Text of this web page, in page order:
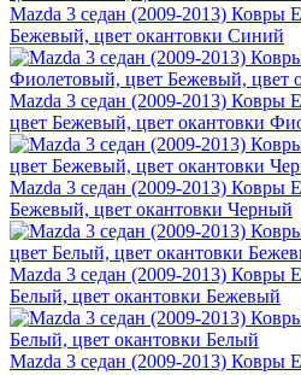
Mazda 3 седан (2009-2013)
Бежевый, цвет окантовки Синий
Mazda 3 седан (2009-2013)
цвет Бежевый, цвет окантовки
Mazda 3 седан (2009-2013)
Бежевый, цвет окантовки Черный
Mazda 3 седан (2009-2013)
Белый, цвет окантовки Бежевый
Mazda 3 седан (2009-2013)